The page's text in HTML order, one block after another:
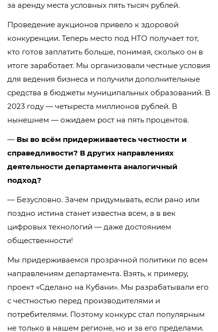
за аренду места условных пять тысяч рублей.
Проведение аукционов привело к здоровой
конкуренции. Теперь место под НТО получает тот,
кто готов заплатить больше, понимая, сколько он в
итоге заработает. Мы организовали честные условия
для ведения бизнеса и получили дополнительные
средства в бюджеты муниципальных образований. В
2023 году — четыреста миллионов рублей. В
нынешнем — ожидаем рост на пять процентов.
— Вы во всём придерживаетесь честности и
справедливости? В других направлениях
деятельности департамента аналогичный
подход?
— Безусловно. Зачем придумывать, если рано или
поздно истина станет известна всем, а в век
цифровых технологий — даже достоянием
общественности!
Мы придерживаемся прозрачной политики по всем
направлениям департамента. Взять, к примеру,
проект «Сделано на Кубани». Мы разрабатывали его
с честностью перед производителями и
потребителями. Поэтому конкурс стал популярным
не только в нашем регионе, но и за его пределами.